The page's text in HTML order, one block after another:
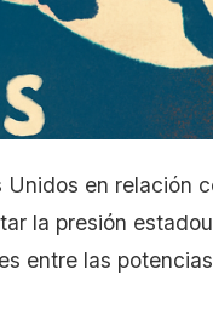
en relación
la presión
entre las